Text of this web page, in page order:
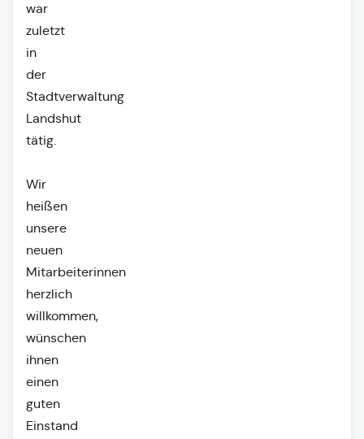
war
zuletzt
in
der
Stadtverwaltung
Landshut
tätig.
Wir
heißen
unsere
neuen
Mitarbeiterinnen
herzlich
willkommen,
wünschen
ihnen
einen
guten
Einstand